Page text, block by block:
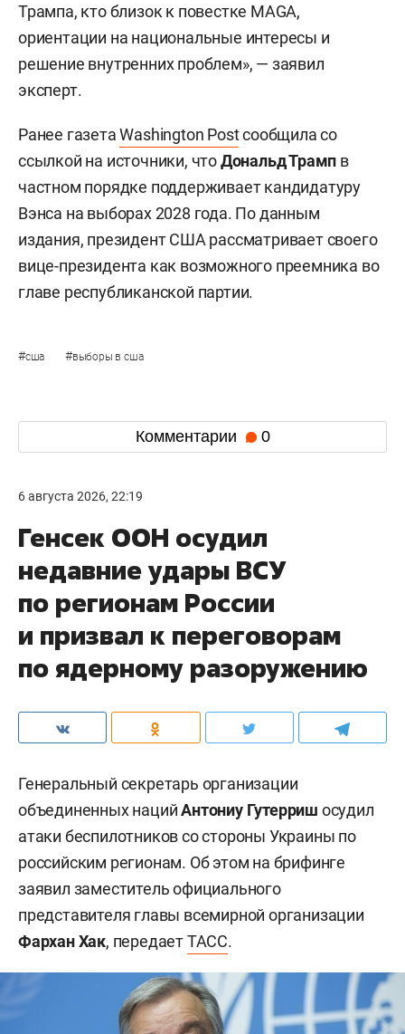
Трампа, кто близок к повестке MAGA,
ориентации на национальные интересы и
решение внутренних проблем», — заявил
эксперт.
Ранее газетаWashington Postсообщила со
ссылкой на источники, чтоДональд Трамп в
частном порядке поддерживает кандидатуру
Вэнса на выборах 2028 года. По данным
издания, президент США рассматривает своего
вице-президента как возможного преемника во
главе республиканской партии.
#сша #выборы в сша
Комментарии 0
6 августа 2026, 22:19
Генсек ООН осудил
недавние удары ВСУ
по регионам России
и призвал к переговорам
по ядерному разоружению
Генеральный секретарь организации
объединенных нацийАнтониу Гутерриш осудил
атаки беспилотников со стороны Украины по
российским регионам. Об этом на брифинге
заявил заместитель официального
представителя главы всемирной организации
Фархан Хак, передаетТАСС.